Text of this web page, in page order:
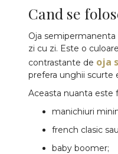
Cand se
Oja
zi cu zi. Este o
contrastante de oja
prefera unghii scurte
Aceasta nuanta este
manichiuri
french clasic
baby boomer;